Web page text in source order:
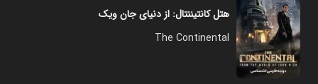
هتل کانتیننتال: از دنیای جان ویک
The Continental